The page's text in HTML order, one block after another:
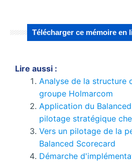
Télécharger ce mémoire en
Lire aussi :
Analyse de la structure
groupe Holmarcom
Application du
pilotage stratégique
Vers un pilotage de la
Balanced Scorecard
Démarche